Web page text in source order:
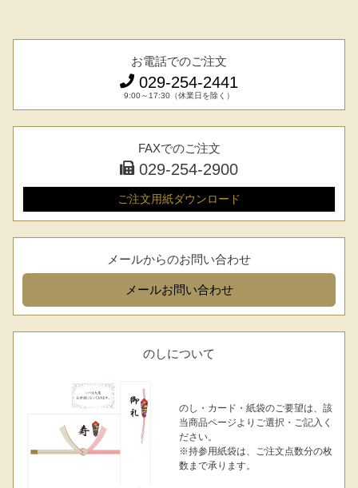
お電話でのご注文
029-254-2441
9:00～17:30（休業日を除く）
FAXでのご注文
029-254-2900
ご注文用紙ダウンロード
メールからのお問い合わせ
メールお問い合わせ
のしについて
のし・カード・紙袋のご要望は、該
当商品ページよりご選択・ご記入く
ださい。
※持参用紙袋は、ご注文点数分の枚
数まで承ります。